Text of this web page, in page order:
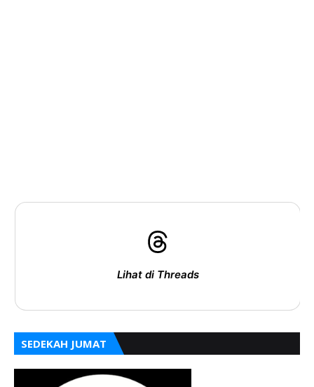
Lihat di Threads
SEDEKAH JUMAT